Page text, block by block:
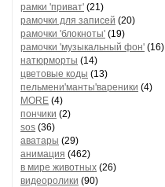
рамки 'приват' (21)
рамочки для записей (20)
рамочки 'блокноты' (19)
рамочки 'музыкальный фон' (16)
натюрморты (14)
цветовые коды (13)
пельмени'манты'вареники (4)
MORE (4)
пончики (2)
sos (36)
аватары (29)
анимация (462)
в мире животных (26)
видеоролики (90)